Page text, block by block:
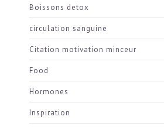
Boissons detox
circulation sanguine
Citation motivation minceur
Food
Hormones
Inspiration